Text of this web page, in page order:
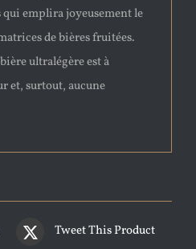
qui emplira joyeusement le
de bières fruitées.
ultralégère est à
et, surtout, aucune
Tweet This Product